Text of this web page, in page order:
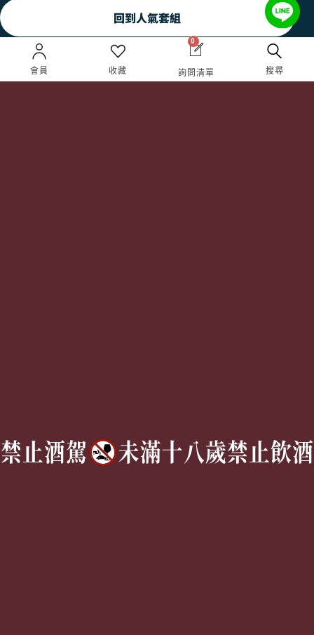
回到人氣套組
聯絡我們
會員 收藏
0
詢問清單 搜尋